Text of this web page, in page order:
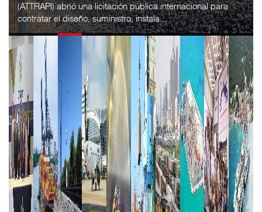
(ATTRAPI) abrió una licitación pública internacional para
contratar el diseño, suministro, instala...